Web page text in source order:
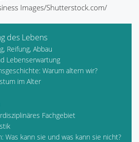
Images/Shutterstock.com/
des Lebens
Reifung, Abbau
Lebenserwartung
Warum altern wir?
im Alter
Fachgebiet
Was kann sie und was kann sie nicht?